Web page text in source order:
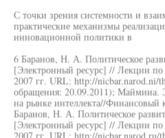
С точки зрения системности и
практические механизмы
инновационной политики в
6 Баранов, Н. А. Политическое
[Электронный ресурс] // Лекции по
2007 гг. URL: http://nicbar.narod.ni/
обращения: 20.09.2011); Маймииа.
на рынке интеллекта//Финансовый
Баранов, Н. А. Политическое
[Электронный ресурс] // Лекции по